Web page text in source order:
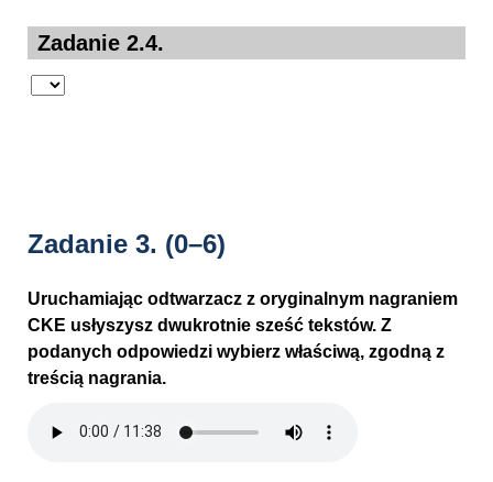
Zadanie 2.4.
Zadanie 3. (0–6)
Uruchamiając odtwarzacz z oryginalnym nagraniem
CKE usłyszysz dwukrotnie sześć tekstów. Z
podanych odpowiedzi wybierz właściwą, zgodną z
treścią nagrania.